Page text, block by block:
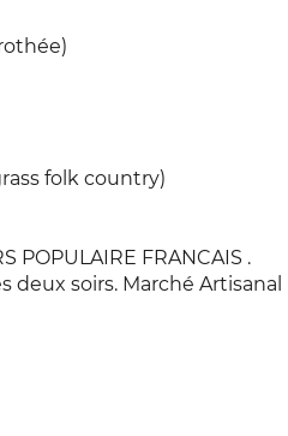
folk country)
POPULAIRE FRANCAIS .
deux soirs. Marché Artisanal